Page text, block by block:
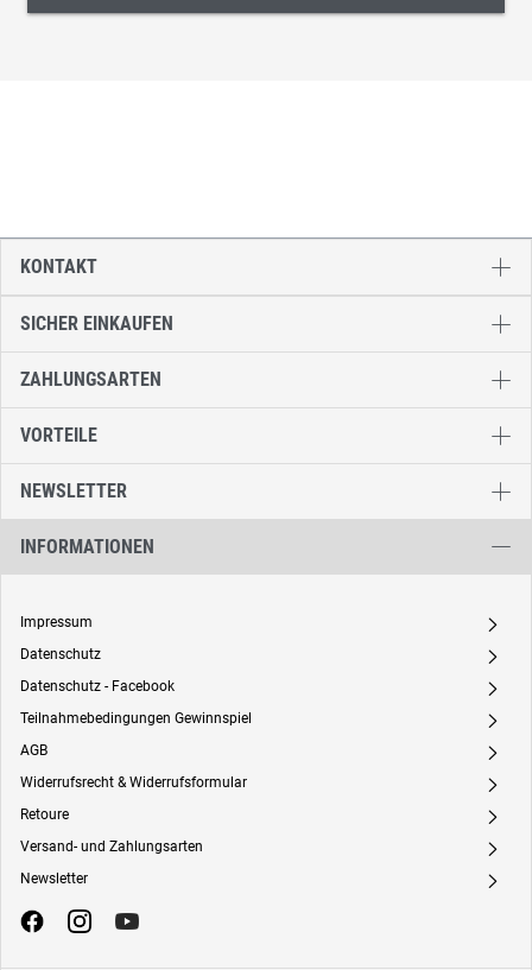
SICHER EINKAUFEN
ZAHLUNGSARTEN
VORTEILE
NEWSLETTER
INFORMATIONEN
Impressum A
Datenschutz A
Datenschutz - Facebook A
Teilnahmebedingungen Gewinnspiel A
AGB A
Widerrufsrecht & Widerrufsformular A
Retoure A
Versand- und Zahlungsarten A
Newsletter A
KONTAKT